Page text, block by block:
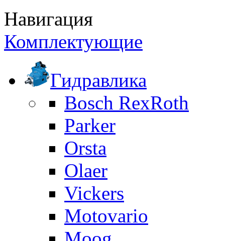
Навигация
Комплектующие
Гидравлика
Bosch RexRoth
Parker
Orsta
Olaer
Vickers
Motovario